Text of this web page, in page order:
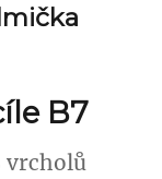
B7
vrcholů